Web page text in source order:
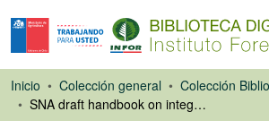
Inicio Colección general
Colección
SNA draft handbook on integrated environmental and economic accounting